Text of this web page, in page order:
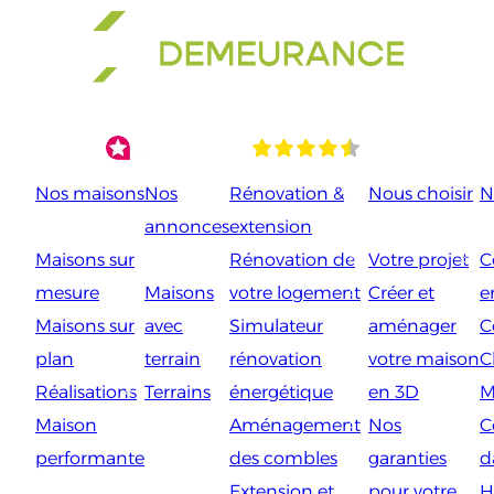
Nos maisons
Maisons sur
mesure
Maisons sur
plan
Réalisations
Maison
performante
Nos
annonces
Maisons
avec
terrain
Terrains
Rénovation &
extension
Rénovation de
votre logement
Simulateur
rénovation
énergétique
Aménagement
des combles
Nous choisir
Votre projet
Créer et
aménager
votre maison
en 3D
Nos
garanties